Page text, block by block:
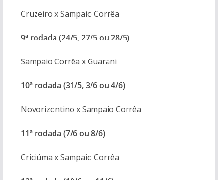
Cruzeiro x Sampaio Corrêa
9ª rodada (24/5, 27/5 ou 28/5)
Sampaio Corrêa x Guarani
10ª rodada (31/5, 3/6 ou 4/6)
Novorizontino x Sampaio Corrêa
11ª rodada (7/6 ou 8/6)
Criciúma x Sampaio Corrêa